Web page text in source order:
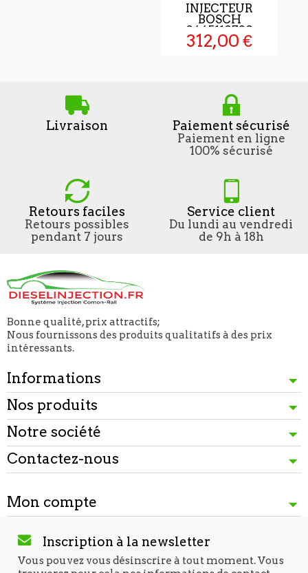
INJECTEUR
BOSCH
0445110720
8983320590 NEUF
312,00 €
Livraison Paiement sécurisé
Paiement en ligne
100% sécurisé
Retours faciles
Retours possibles
pendant 7 jours
Service client
Du lundi au vendredi
de 9h à 18h
Bonne qualité, prix attractifs;
Nous fournissons des produits qualitatifs à des prix
intéressants.
Informations
Nos produits
Notre société
Contactez-nous
Mon compte
Inscription à la newsletter
Vous pouvez vous désinscrire à tout moment. Vous